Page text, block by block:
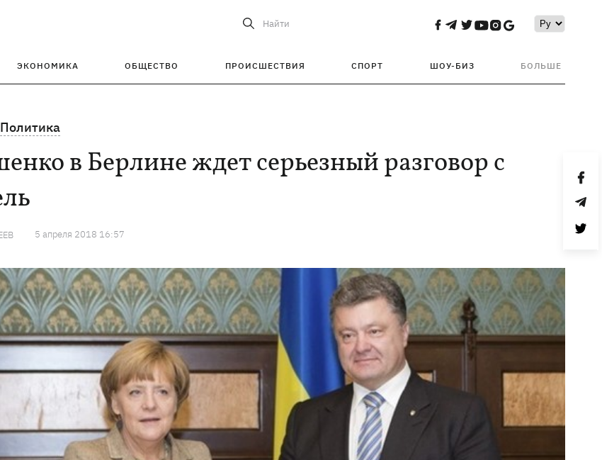
Найти
ЭКОНОМИКА ОБЩЕСТВО ПРОИСШЕСТВИЯ СПОРТ ШОУ-БИЗ БОЛЬШЕ
Политика
в Берлине ждет серьезный разговор с
5 апреля 2018 16:57